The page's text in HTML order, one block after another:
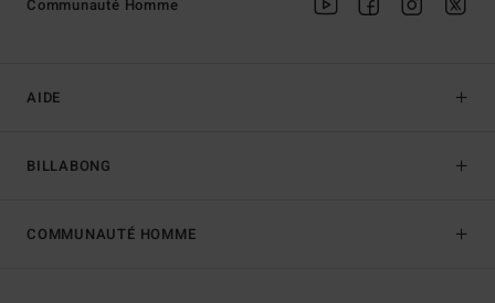
AIDE
BILLABONG
Communauté Homme
COMMUNAUTÉ HOMME